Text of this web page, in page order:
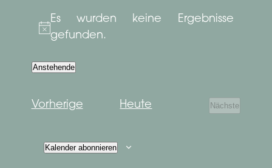
Hinweis
Es wurden keine Ergebnisse
gefunden.
Anstehende
VorherigeVeranstaltungen
Heute
Nächste
Kalender abonnieren